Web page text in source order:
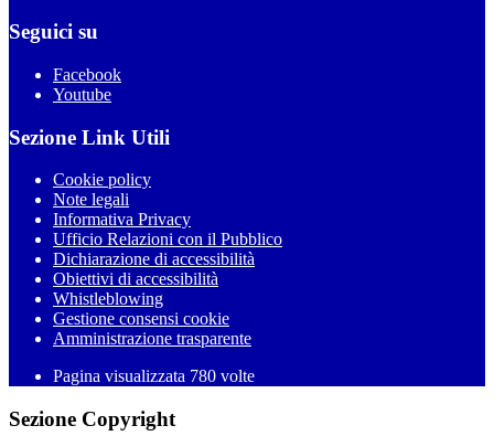
Seguici su
Facebook
Youtube
Sezione Link Utili
Cookie policy
Note legali
Informativa Privacy
Ufficio Relazioni con il Pubblico
Dichiarazione di accessibilità
Obiettivi di accessibilità
Whistleblowing
Gestione consensi cookie
Amministrazione trasparente
Pagina visualizzata 780 volte
Sezione Copyright